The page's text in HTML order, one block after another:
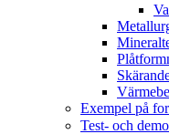
Exempel på
Test- och